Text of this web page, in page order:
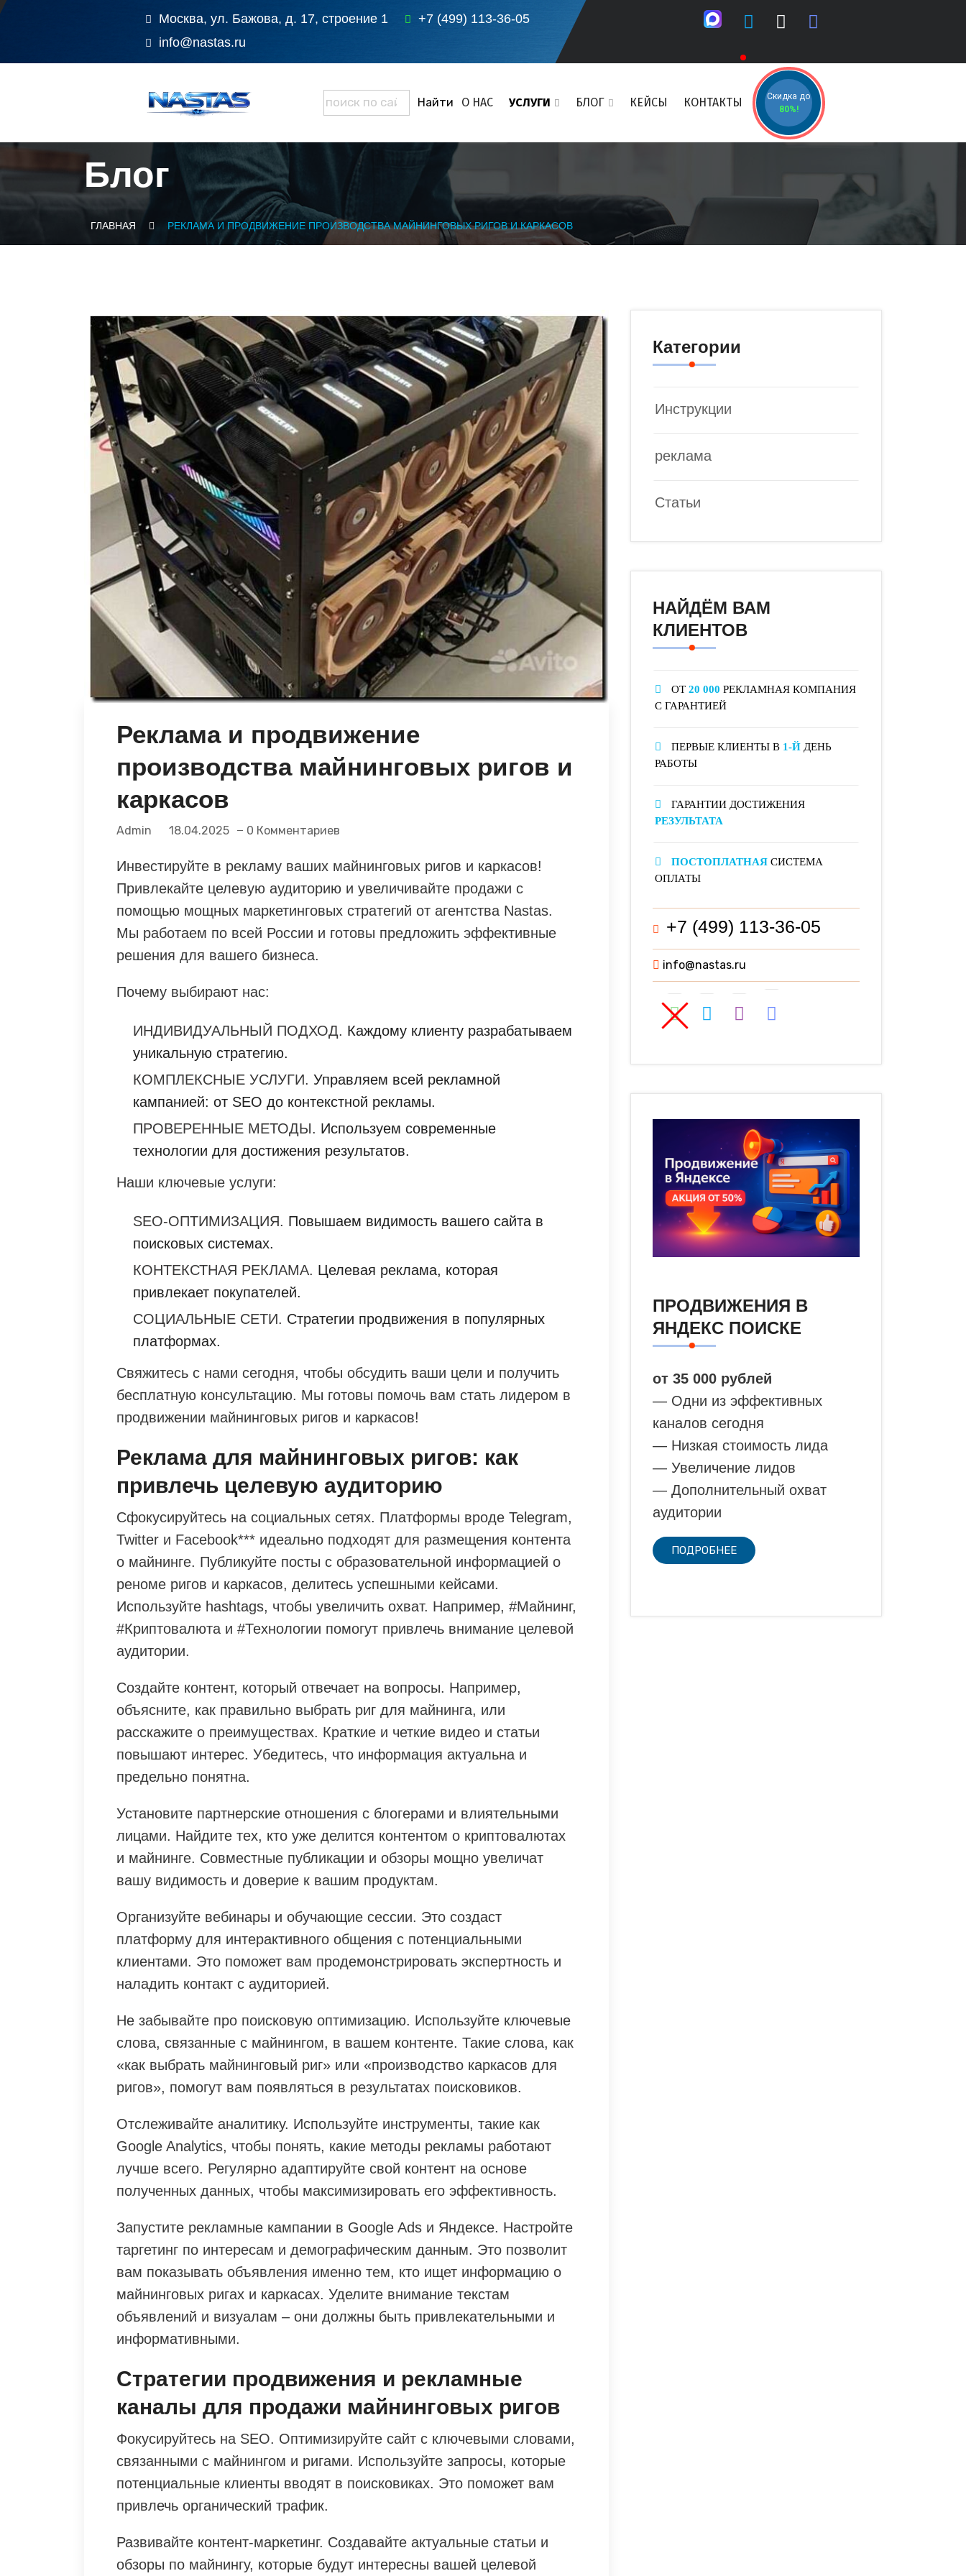
Москва, ул. Бажова, д. 17, строение 1
+7 (499) 113-36-05
info@nastas.ru
О НАС УСЛУГИ БЛОГ КЕЙСЫ КОНТАКТЫ
Скидка до
80%!
Блог
ГЛАВНАЯ РЕКЛАМА И ПРОДВИЖЕНИЕ ПРОИЗВОДСТВА МАЙНИНГОВЫХ РИГОВ И КАРКАСОВ
Реклама и продвижение
производства майнинговых ригов и
каркасов
Admin 18.04.2025 0 Комментариев
Инвестируйте в рекламу ваших майнинговых ригов и каркасов!
Привлекайте целевую аудиторию и увеличивайте продажи с
помощью мощных маркетинговых стратегий от агентства Nastas.
Мы работаем по всей России и готовы предложить эффективные
решения для вашего бизнеса.
Почему выбирают нас:
ИНДИВИДУАЛЬНЫЙ ПОДХОД. Каждому клиенту разрабатываем
уникальную стратегию.
КОМПЛЕКСНЫЕ УСЛУГИ. Управляем всей рекламной
кампанией: от SEO до контекстной рекламы.
ПРОВЕРЕННЫЕ МЕТОДЫ. Используем современные
технологии для достижения результатов.
Наши ключевые услуги:
SEO-ОПТИМИЗАЦИЯ. Повышаем видимость вашего сайта в
поисковых системах.
КОНТЕКСТНАЯ РЕКЛАМА. Целевая реклама, которая
привлекает покупателей.
СОЦИАЛЬНЫЕ СЕТИ. Стратегии продвижения в популярных
платформах.
Свяжитесь с нами сегодня, чтобы обсудить ваши цели и получить
бесплатную консультацию. Мы готовы помочь вам стать лидером в
продвижении майнинговых ригов и каркасов!
Реклама для майнинговых ригов: как
привлечь целевую аудиторию
Сфокусируйтесь на социальных сетях. Платформы вроде Telegram,
Twitter и Facebook*** идеально подходят для размещения контента
о майнинге. Публикуйте посты с образовательной информацией о
реноме ригов и каркасов, делитесь успешными кейсами.
Используйте hashtags, чтобы увеличить охват. Например, #Майнинг,
#Криптовалюта и #Технологии помогут привлечь внимание целевой
аудитории.
Создайте контент, который отвечает на вопросы. Например,
объясните, как правильно выбрать риг для майнинга, или
расскажите о преимуществах. Краткие и четкие видео и статьи
повышают интерес. Убедитесь, что информация актуальна и
предельно понятна.
Установите партнерские отношения с блогерами и влиятельными
лицами. Найдите тех, кто уже делится контентом о криптовалютах
и майнинге. Совместные публикации и обзоры мощно увеличат
вашу видимость и доверие к вашим продуктам.
Организуйте вебинары и обучающие сессии. Это создаст
платформу для интерактивного общения с потенциальными
клиентами. Это поможет вам продемонстрировать экспертность и
наладить контакт с аудиторией.
Не забывайте про поисковую оптимизацию. Используйте ключевые
слова, связанные с майнингом, в вашем контенте. Такие слова, как
«как выбрать майнинговый риг» или «производство каркасов для
ригов», помогут вам появляться в результатах поисковиков.
Отслеживайте аналитику. Используйте инструменты, такие как
Google Analytics, чтобы понять, какие методы рекламы работают
лучше всего. Регулярно адаптируйте свой контент на основе
полученных данных, чтобы максимизировать его эффективность.
Запустите рекламные кампании в Google Ads и Яндексе. Настройте
таргетинг по интересам и демографическим данным. Это позволит
вам показывать объявления именно тем, кто ищет информацию о
майнинговых ригах и каркасах. Уделите внимание текстам
объявлений и визуалам – они должны быть привлекательными и
информативными.
Стратегии продвижения и рекламные
каналы для продажи майнинговых ригов
Фокусируйтесь на SEO. Оптимизируйте сайт с ключевыми словами,
связанными с майнингом и ригами. Используйте запросы, которые
потенциальные клиенты вводят в поисковиках. Это поможет вам
привлечь органический трафик.
Развивайте контент-маркетинг. Создавайте актуальные статьи и
обзоры по майнингу, которые будут интересны вашей целевой
Категории
Инструкции
реклама
Статьи
НАЙДЁМ ВАМ
КЛИЕНТОВ
ОТ 20 000 РЕКЛАМНАЯ КОМПАНИЯ
С ГАРАНТИЕЙ
ПЕРВЫЕ КЛИЕНТЫ В 1-Й ДЕНЬ
РАБОТЫ
ГАРАНТИИ ДОСТИЖЕНИЯ
РЕЗУЛЬТАТА
ПОСТОПЛАТНАЯ СИСТЕМА
ОПЛАТЫ
+7 (499) 113-36-05
info@nastas.ru
ПРОДВИЖЕНИЯ В
ЯНДЕКС ПОИСКЕ
от 35 000 рублей
— Одни из эффективных
каналов сегодня
— Низкая стоимость лида
— Увеличение лидов
— Дополнительный охват
аудитории
ПОДРОБНЕЕ